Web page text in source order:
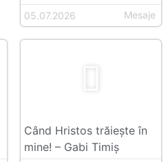
05.07.2026 Mesaje
Când Hristos trăiește în
mine! – Gabi Timiș